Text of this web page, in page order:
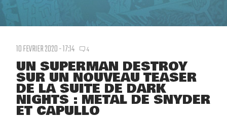
10 FEVRIER 2020 - 17:14 4
UN SUPERMAN DESTROY
SUR UN NOUVEAU TEASER
DE LA SUITE DE DARK
NIGHTS : METAL DE SNYDER
ET CAPULLO